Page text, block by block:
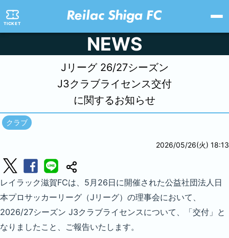
TICKET
NEWS
Jリーグ 26/27シーズン
J3クラブライセンス交付
に関するお知らせ
クラブ
2026/05/26(火) 18:13
レイラック滋賀FCは、5月26日に開催された公益社団法人日
本プロサッカーリーグ（Jリーグ）の理事会において、
2026/27シーズン J3クラブライセンスについて、「交付」と
なりましたこと、ご報告いたします。